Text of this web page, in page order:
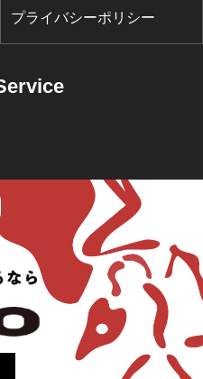
プライバシーポリシー